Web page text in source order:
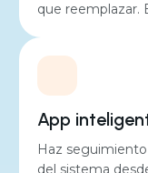
que reemplazar.
App
Haz
del sistema